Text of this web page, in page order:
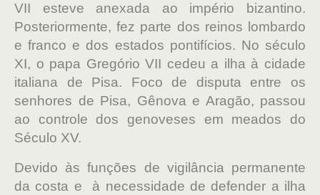
VII esteve anexada ao império bizantino.
Posteriormente, fez parte dos reinos lombardo
e franco e dos estados pontifícios. No século
XI, o papa Gregório VII cedeu a ilha à cidade
italiana de Pisa. Foco de disputa entre os
senhores de Pisa, Gênova e Aragão, passou
ao controle dos genoveses em meados do
Século XV.
Devido àsfunções de vigilância permanente
da costa e à necessidade de defender a ilha